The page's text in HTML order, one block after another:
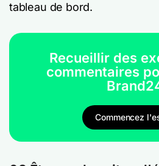
tableau de bord.
Recueillir des
commentaires
Commencez